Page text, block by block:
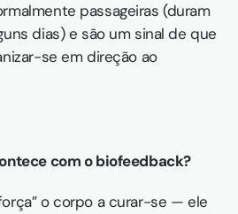
passageiras (duram
dias) e são um sinal de que
se em direção ao
com o biofeedback?
o corpo a curar-se — ele